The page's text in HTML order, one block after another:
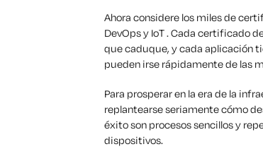
Ahora considere los miles de
DevOps y IoT . Cada certificado
que caduque, y cada aplicación
pueden irse rápidamente de las
Para prosperar en la era de la
replantearse seriamente cómo
éxito son procesos sencillos y
dispositivos.